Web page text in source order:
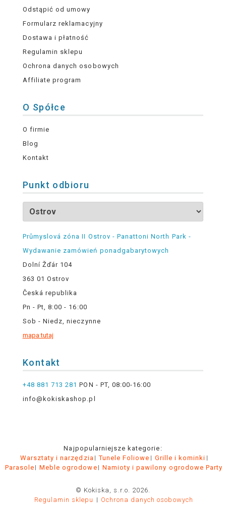
Odstąpić od umowy
Formularz reklamacyjny
Dostawa i płatność
Regulamin sklepu
Ochrona danych osobowych
Affiliate program
O Spółce
O firmie
Blog
Kontakt
Punkt odbioru
Průmyslová zóna II Ostrov - Panattoni North Park -
Wydawanie zamówień ponadgabarytowych
Dolní Žďár 104
363 01 Ostrov
Česká republika
Pn - Pt, 8:00 - 16:00
Sob - Niedz, nieczynne
mapa tutaj
Kontakt
+48 881 713 281 PON - PT, 08:00-16:00
info@kokiskashop.pl
Najpopularniejsze kategorie:
Warsztaty i narzędzia
Tunele Foliowe
Grille i kominki
Parasole
Meble ogrodowe Namioty i pawilony ogrodowe Party
© Kokiska, s.r.o. 2026.
Regulamin sklepu
Ochrona danych osobowych